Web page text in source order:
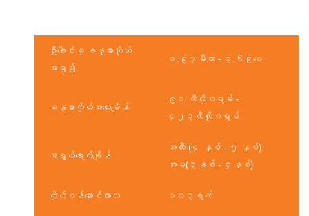
ဦးခေါင်းမှ ခန္ဓာကိုယ်
အရှည်
၁.၉၇မီတာ - ၃.၆၉ပေ
ခန္ဓာကိုယ်အလေးချိန်
၉၁ ကီလိုဂရမ် -
၄၂၃ကီလိုဂရမ်
အရွယ်ရောက်ချိန်
အထီး (၄ နှစ် - ၅ နှစ်)
အမ(၃နှစ် - ၄နှစ်)
ကိုယ်ဝန်ဆောင်ကာလ ၁၀၃ရက်